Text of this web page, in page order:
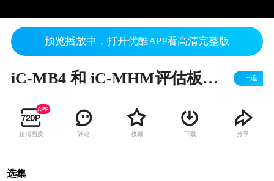
预览播放中，打开优酷APP看高清完整版
iC-MB4 和 iC-MHM评估板：iC-MB4 BiSS接口主机指导（英文） +追
超清画质 评论 收藏 下载 分享
选集